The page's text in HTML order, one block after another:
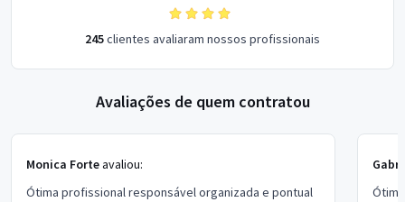
245clientes avaliaram nossos profissionais
Avaliações de quem contratou
Monica Forteavaliou:
Ótima profissional responsável organizada e pontual